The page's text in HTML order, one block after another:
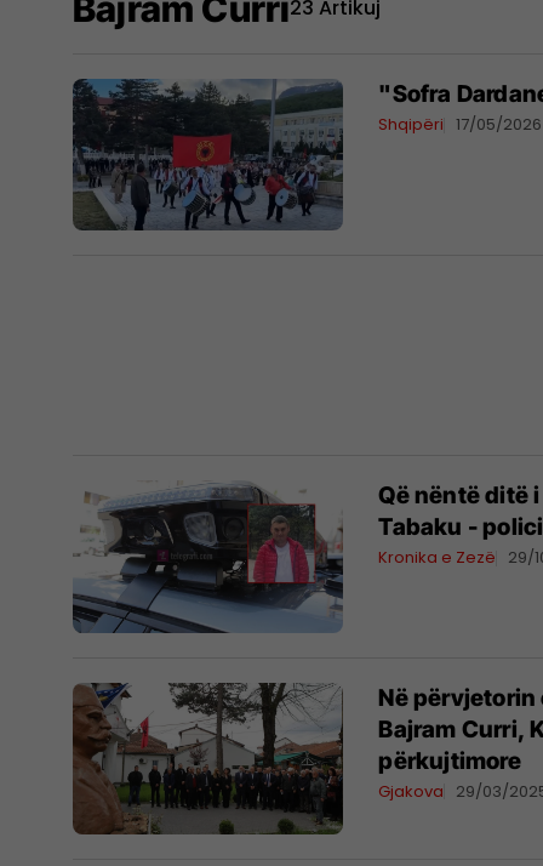
23 Artikuj
"Sofra
Shqipëri 17/05/2026
Që nëntë ditë
Tabaku -
Kronika e Zezë 29/
Në përvjetorin
Bajram Curri,
përkujtimore
Gjakova 29/03/